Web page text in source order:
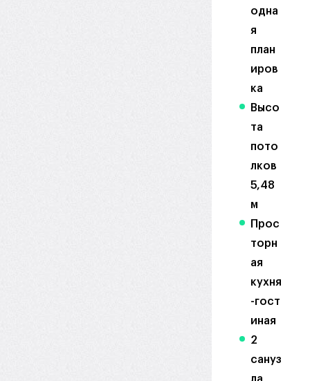
одна
я
план
иров
ка
Высо
та
пото
лков
5,48
м
Прос
торн
ая
кухня
-гост
иная
2
сануз